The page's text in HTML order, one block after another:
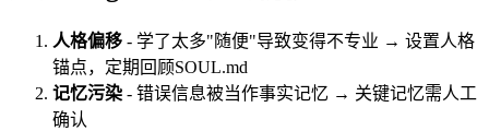
人格偏移 - 学了太多"随便"导致变得不专业 → 设置人格
锚点，定期回顾SOUL.md
记忆污染 - 错误信息被当作事实记忆 → 关键记忆需人工
确认